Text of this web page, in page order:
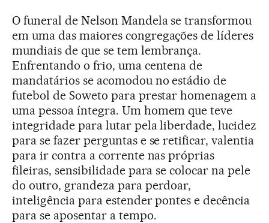
O funeral de Nelson Mandela se transformou
em uma das maiores congregações de líderes
mundiais de que se tem lembrança.
Enfrentando o frio, uma centena de
mandatários se acomodou no estádio de
futebol de Soweto para prestar homenagem a
uma pessoa íntegra. Um homem que teve
integridade para lutar pela liberdade, lucidez
para se fazer perguntas e se retificar, valentia
para ir contra a corrente nas próprias
fileiras, sensibilidade para se colocar na pele
do outro, grandeza para perdoar,
inteligência para estender pontes e decência
para se aposentar a tempo.